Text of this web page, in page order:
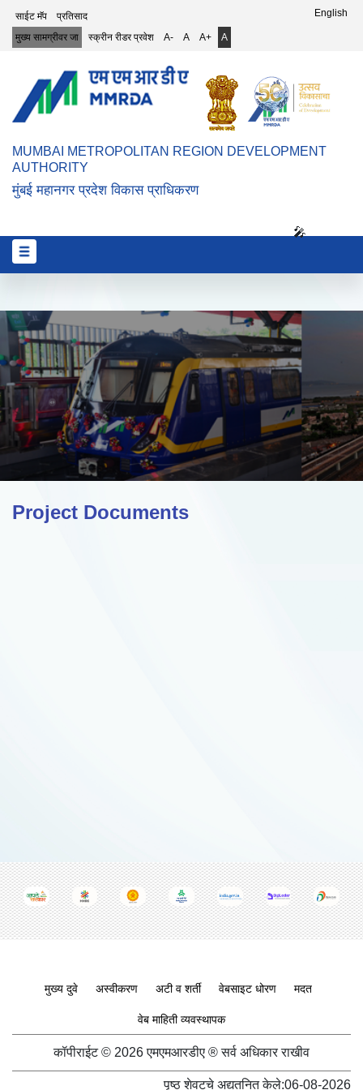
Top Header Menu
साईट मॅप
प्रतिसाद
मुख्य सामग्रीवर जा
स्क्रीन रीडर प्रवेश A- A A+ A
English
MUMBAI METROPOLITAN REGION DEVELOPMENT
AUTHORITY
मुंबई महानगर प्रदेश विकास प्राधिकरण
🎤
Project Documents
Footer menu
मुख्य दुवे अस्वीकरण अटी व शर्ती वेबसाइट धोरण मदत
वेब माहिती व्यवस्थापक
कॉपीराईट © 2026 एमएमआरडीए ® सर्व अधिकार राखीव
पृष्ठ शेवटचे अद्यतनित केले:06-08-2026